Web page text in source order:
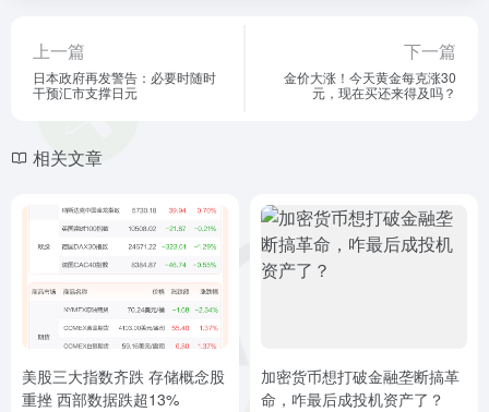
上一篇
日本政府再发警告：必要时随时
干预汇市支撑日元
下一篇
金价大涨！今天黄金每克涨30
元，现在买还来得及吗？
相关文章
美股三大指数齐跌 存储概念股
重挫 西部数据跌超13%
加密货币想打破金融垄断搞革
命，咋最后成投机资产了？